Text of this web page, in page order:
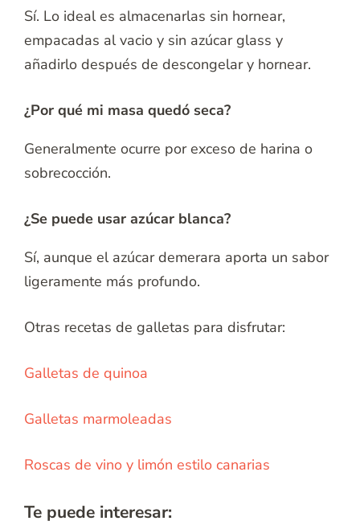
Sí. Lo ideal es almacenarlas sin hornear,
empacadas al vacio y sin azúcar glass y
añadirlo después de descongelar y hornear.
¿Por qué mi masa quedó seca?
Generalmente ocurre por exceso de harina o
sobrecocción.
¿Se puede usar azúcar blanca?
Sí, aunque el azúcar demerara aporta un sabor
ligeramente más profundo.
Otras recetas de galletas para disfrutar:
Galletas de quinoa
Galletas marmoleadas
Roscas de vino y limón estilo canarias
Te puede interesar: